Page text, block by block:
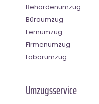
Behördenumzug
Büroumzug
Fernumzug
Firmenumzug
Laborumzug
Umzugsservice